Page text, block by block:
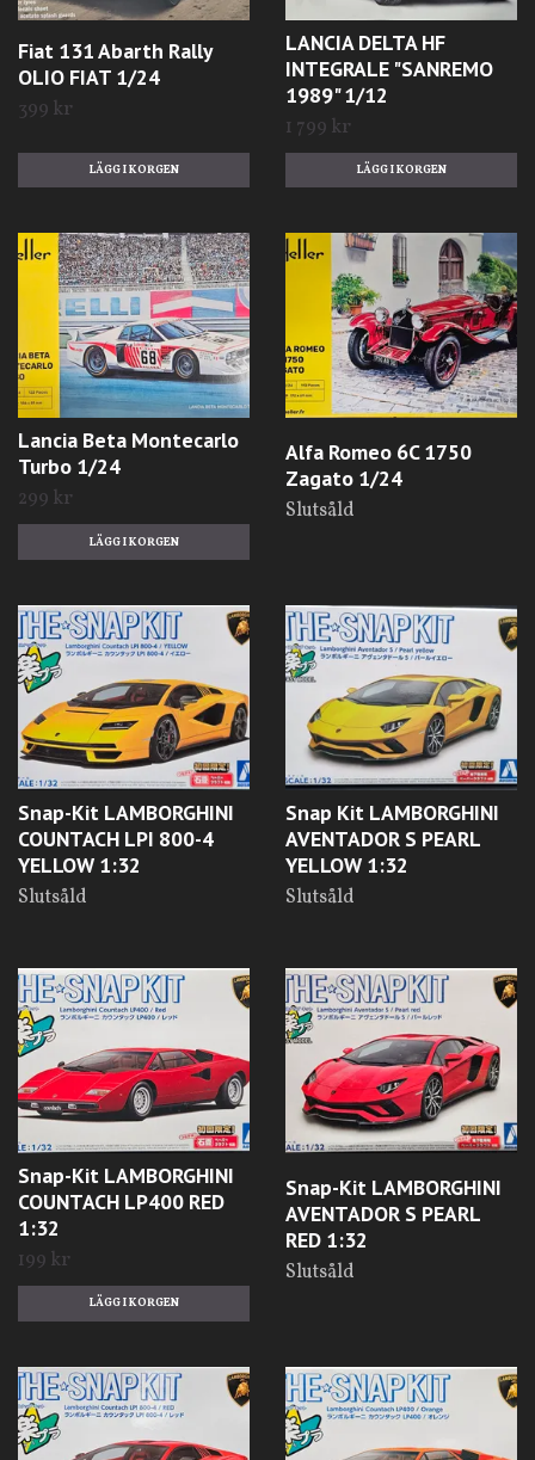
Fiat 131 Abarth Rally
OLIO FIAT 1/24
399 kr
LANCIA DELTA HF
INTEGRALE "SANREMO
1989" 1/12
1 799 kr
Lancia Beta Montecarlo
Turbo 1/24
299 kr
Alfa Romeo 6C 1750
Zagato 1/24
Slutsåld
Snap-Kit LAMBORGHINI
COUNTACH LPI 800-4
YELLOW 1:32
Slutsåld
Snap Kit LAMBORGHINI
AVENTADOR S PEARL
YELLOW 1:32
Slutsåld
Snap-Kit LAMBORGHINI
COUNTACH LP400 RED
1:32
199 kr
Snap-Kit LAMBORGHINI
AVENTADOR S PEARL
RED 1:32
Slutsåld